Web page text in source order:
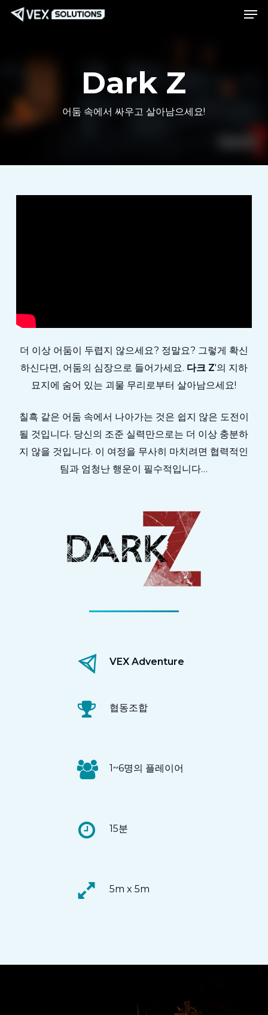
메뉴
Dark Z
어둠 속에서 싸우고 살아남으세요!
VEX Adventure
협동조합
1~6명의 플레이어
15분
5m x 5m
더 이상 어둠이 두렵지 않으세요? 정말요? 그렇게 확신
하신다면, 어둠의 심장으로 들어가세요. 다크 Z'의 지하
묘지에 숨어 있는 괴물 무리로부터 살아남으세요!
칠흑 같은 어둠 속에서 나아가는 것은 쉽지 않은 도전이
될 것입니다. 당신의 조준 실력만으로는 더 이상 충분하
지 않을 것입니다. 이 여정을 무사히 마치려면 협력적인
팀과 엄청난 행운이 필수적입니다…
메